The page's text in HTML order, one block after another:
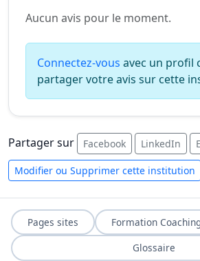
Aucun avis pour le moment.
Connectez-vous avec un profil
partager votre avis sur cette
Partager sur Facebook LinkedIn
Modifier ou Supprimer cette institution
Pages sites Formation
Glossaire